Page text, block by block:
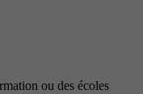
ou des écoles